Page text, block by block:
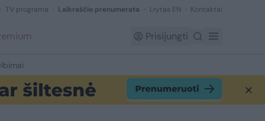
TV programa Laikraščio prenumerata Lrytas EN Kontaktai
Prisijungti